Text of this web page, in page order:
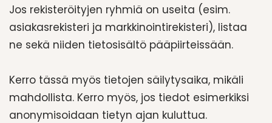
Jos rekisteröityjen ryhmiä on useita (esim.
asiakasrekisteri ja markkinointirekisteri), listaa
ne sekä niiden tietosisältö pääpiirteissään.
Kerro tässä myös tietojen säilytysaika, mikäli
mahdollista. Kerro myös, jos tiedot esimerkiksi
anonymisoidaan tietyn ajan kuluttua.